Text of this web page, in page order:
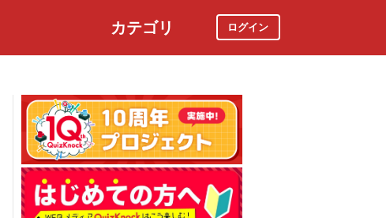
カテゴリ ログイン